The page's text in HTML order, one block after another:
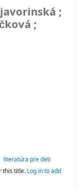
;
;
literatúra pre deti
this title. Log in to add